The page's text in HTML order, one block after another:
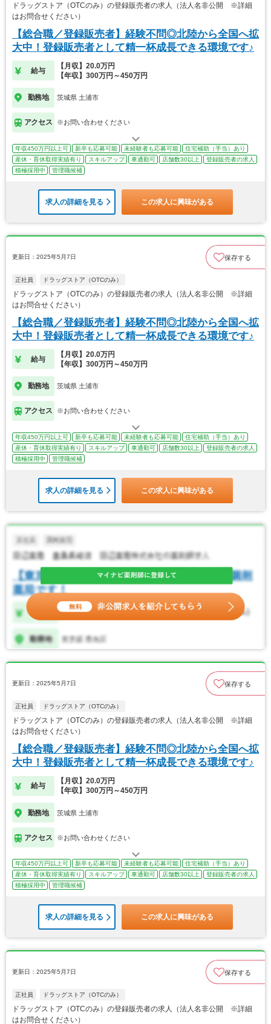
ドラッグストア（OTCのみ）の登録販売者の求人（法人名非公開 ※詳細
はお問合せください）
【総合職／登録販売者】経験不問◎北陸から全国へ拡
大中！登録販売者として精一杯成長できる環境です♪
給与
【月収】20.0万円
【年収】300万円～450万円
勤務地 茨城県 土浦市
アクセス ※お問い合わせください
年収450万円以上可 新卒も応募可能 未経験者も応募可能
住宅補助（手当）あり
産休・育休取得実績有り
スキルアップ 車通勤可 店舗数30以上
登録販売者の求人
積極採用中
管理職候補
求人の詳細を見る この求人に興味がある
更新日：2025年5月7日 保存する
正社員 ドラッグストア（OTCのみ）
ドラッグストア（OTCのみ）の登録販売者の求人（法人名非公開 ※詳細
はお問合せください）
【総合職／登録販売者】経験不問◎北陸から全国へ拡
大中！登録販売者として精一杯成長できる環境です♪
給与
【月収】20.0万円
【年収】300万円～450万円
勤務地 茨城県 土浦市
アクセス ※お問い合わせください
年収450万円以上可 新卒も応募可能 未経験者も応募可能
住宅補助（手当）あり
産休・育休取得実績有り
スキルアップ 車通勤可 店舗数30以上
登録販売者の求人
積極採用中
管理職候補
求人の詳細を見る この求人に興味がある
更新日：2025年5月7日 保存する
正社員 ドラッグストア（OTCのみ）
ドラッグストア（OTCのみ）の登録販売者の求人（法人名非公開 ※詳細
はお問合せください）
【総合職／登録販売者】経験不問◎北陸から全国へ拡
大中！登録販売者として精一杯成長できる環境です♪
給与
【月収】20.0万円
【年収】300万円～450万円
勤務地 茨城県 土浦市
アクセス ※お問い合わせください
年収450万円以上可 新卒も応募可能 未経験者も応募可能
住宅補助（手当）あり
産休・育休取得実績有り
スキルアップ 車通勤可 店舗数30以上
登録販売者の求人
積極採用中
管理職候補
求人の詳細を見る この求人に興味がある
更新日：2025年5月7日 保存する
正社員 ドラッグストア（OTCのみ）
ドラッグストア（OTCのみ）の登録販売者の求人（法人名非公開 ※詳細
はお問合せください）